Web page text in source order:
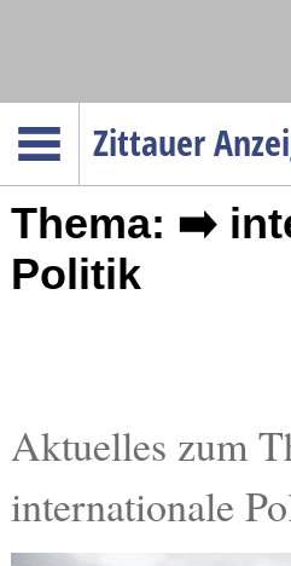
Zittauer
Menüpunkte
Startseite
Gesellschaft
Gesundheit
Kultur
Thema: ➡️
Politik
Aktuelles zum
internationale